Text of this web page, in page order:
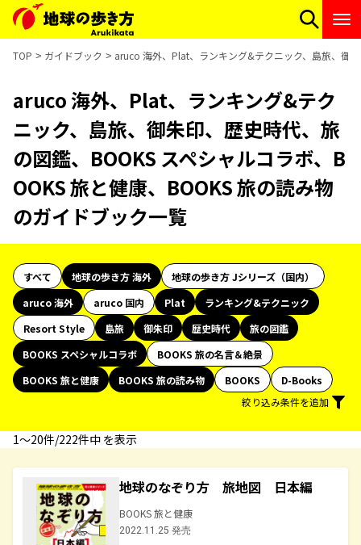
TOP ガイドブック aruco 海外、Plat、ランキング&テクニック、島旅、御
aruco 海外、Plat、ランキング&テク
ニック、島旅、御朱印、歴史時代、旅
の図鑑、BOOKS スペシャルコラボ、B
OOKS 旅と健康、BOOKS 旅の読み物
のガイドブック一覧
すべて 地球の歩き方 海外
地球の歩き方 Jシリーズ（国内）
aruco 海外
aruco 国内 Plat
ランキング&テクニック
Resort Style
島旅 御朱印 歴史時代
旅の図鑑
BOOKS スペシャルコラボ
BOOKS 旅の名言＆絶景
BOOKS 旅と健康
BOOKS 旅の読み物 BOOKS
D-Books
絞り込み条件を追加
1〜20件/222件中 を表示
地球のなぞり方 旅地図 日本編
BOOKS 旅と健康
2022.11.25 発売